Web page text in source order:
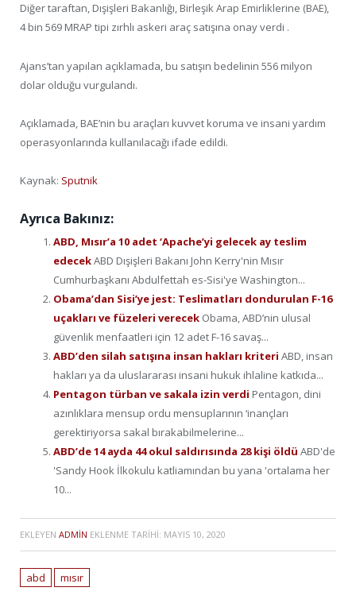
Diğer taraftan, Dışişleri Bakanlığı, Birleşik Arap Emirliklerine (BAE),
4 bin 569 MRAP tipi zırhlı askeri araç satışına onay verdi .
Ajans’tan yapılan açıklamada, bu satışın bedelinin 556 milyon
dolar olduğu vurgulandı.
Açıklamada, BAE’nin bu araçları kuvvet koruma ve insani yardım
operasyonlarında kullanılacağı ifade edildi.
Kaynak: Sputnik
Ayrıca Bakınız:
ABD, Mısır’a 10 adet ‘Apache’yi gelecek ay teslim
edecekABD Dışişleri Bakanı John Kerry'nin Mısır
Cumhurbaşkanı Abdulfettah es-Sisi'ye Washington...
Obama’dan Sisi’ye jest: Teslimatları dondurulan F-16
uçakları ve füzeleri verecek Obama, ABD’nin ulusal
güvenlik menfaatleri için 12 adet F-16 savaş...
ABD’den silah satışına insan hakları kriteri ABD, insan
hakları ya da uluslararası insani hukuk ihlaline katkıda...
Pentagon türban ve sakala izin verdi Pentagon, dini
azınlıklara mensup ordu mensuplarının ‘inançları
gerektiriyorsa sakal bırakabilmelerine...
ABD’de 14 ayda 44 okul saldırısında 28 kişi öldü ABD'de
'Sandy Hook İlkokulu katliamından bu yana 'ortalama her
10...
EKLEYEN ADMIN EKLENME TARIHI: MAYIS 10, 2020
abd mısır